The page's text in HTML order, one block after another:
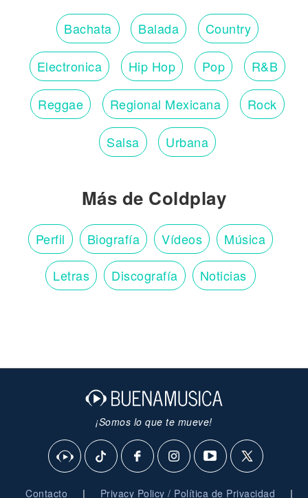
Bachata Balada Country
Electronica Hip Hop Pop R&B
Reggae Regional Mexicana Rock
Salsa Urbana
Más de Coldplay
Perfil Biografía Vídeos Música
Letras Discografía Noticias
¡Somos lo que te mueve!
Contacto | Privacy Policy / Política de Privacidad |